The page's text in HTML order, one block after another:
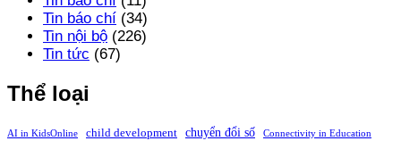
Tin báo chí (34)
Tin nội bộ (226)
Tin tức (67)
Thể loại
AI in KidsOnline child development chuyển đổi số
Connectivity in Education